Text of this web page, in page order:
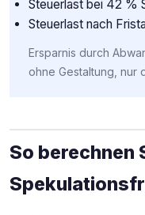
Steuerlast bei 42 %
Steuerlast nach
Ersparnis durch
ohne Gestaltung, nur
So berechnen